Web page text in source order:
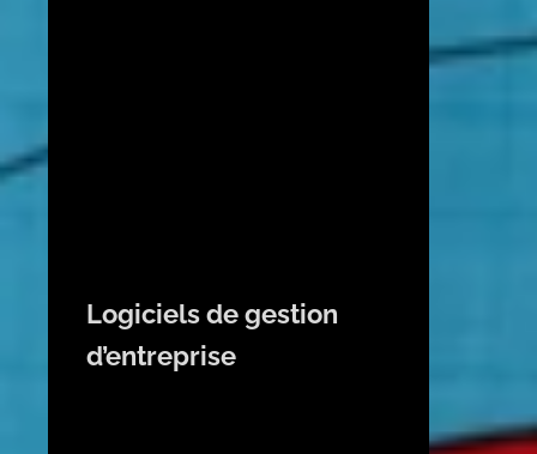
Logiciels de gestion
d’entreprise